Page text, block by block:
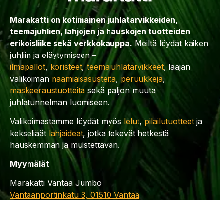
Marakatti on kotimainen juhlatarvikkeiden,
teemajuhlien, lahjojen ja hauskojen tuotteiden
erikoisliike sekä verkkokauppa. Meiltä löydät kaiken
juhliin ja eläytymiseen –
ilmapallot, koristeet,teemajuhlatarvikkeet, laajan
valikoiman naamiaisasusteita, peruukkeja,
maskeeraustuotteita sekä paljon muuta
juhlatunnelman luomiseen.
Valikoimastamme löydät myös lelut,pilailutuotteet ja
kekseliäät lahjaideat, jotka tekevät hetkestä
hauskemman ja muistettavan.
Myymälät
Marakatti Vantaa Jumbo
Vantaanportinkatu 3, 01510 Vantaa